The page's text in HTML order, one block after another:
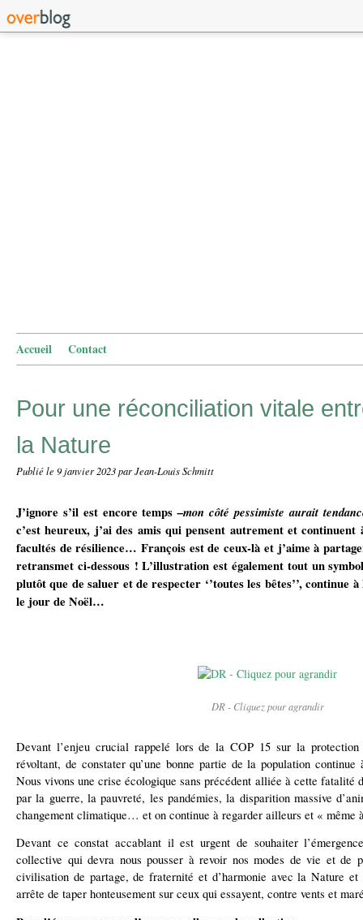
Accueil Contact
Pour une réconciliation vitale
la Nature
Publié le 9 janvier 2023par Jean-Louis Schmitt
J’ignore s’il est encore temps–mon côté pessimiste aurait
c’est heureux, j’ai des amis qui pensent autrement et
facultés de résilience… François est de ceux-là et j’aime à
retransmet ci-dessous ! L’illustration est également tout un
plutôt que de saluer et de respecter ‘’toutes les bêtes’’, continue
le jour de Noël…
DR - Cliquez pour agrandir
Devant l’enjeu crucial rappelé lors de la COP 15 sur la
révoltant, de constater qu’une bonne partie de la population
Nous vivons une crise écologique sans précédent alliée à cette fatalité
par la guerre, la pauvreté, les pandémies, la disparition massive
changement climatique… et on continue à regarder ailleurs et « même
Devant ce constat accablant il est urgent de souhaiter
collective qui devra nous pousser à revoir nos modes de vie et de
civilisation de partage, de fraternité et d’harmonie avec la Nature et
arrête de taper honteusement sur ceux qui essayent, contre vents et